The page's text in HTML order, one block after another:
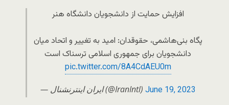
افزایش حمایت از دانشجویان دانشگاه هنر
پگاه بنی‌هاشمی، حقوقدان: امید به تغییر و اتحاد میان
دانشجویان برای جمهوری اسلامی ترسناک است
pic.twitter.com/8A4CdAEU0m
— ايران اينترنشنال (@IranIntl) June 19, 2023